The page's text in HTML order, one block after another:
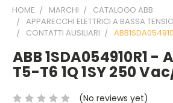
HOME MARCHI
CATALOGO ABB
APPARECCHI ELETTRICI A BASSA
CONTATTI AUSILIARI
ABB 1SDA054910R1 -
T5-T6 1Q 1SY 250
(No reviews yet)